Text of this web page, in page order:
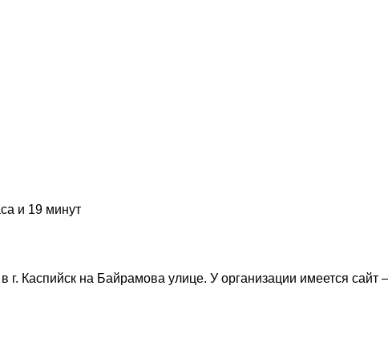
и 19 минут
г. Каспийск на Байрамова улице. У организации имеется сайт